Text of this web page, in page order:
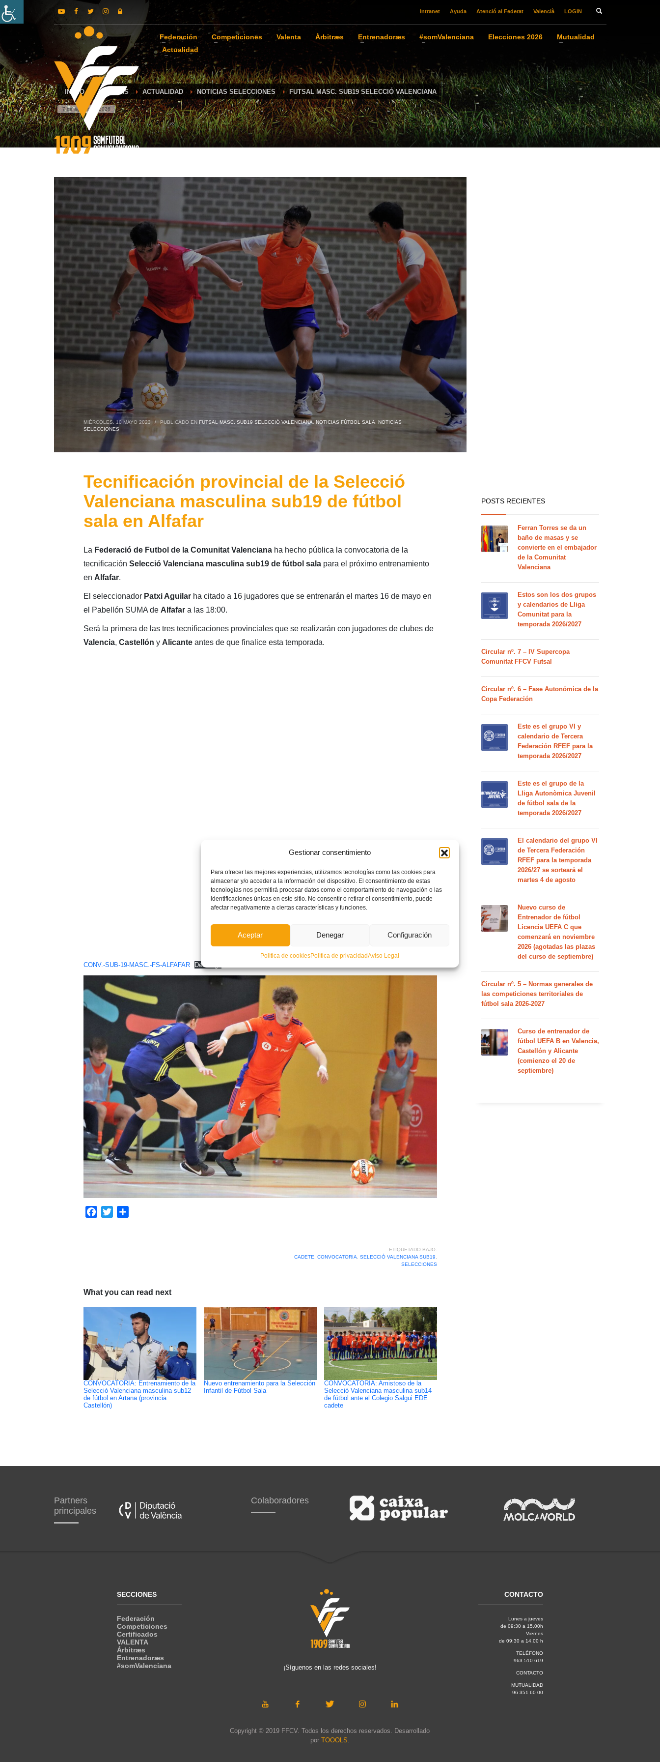
Gestionar consentimiento
Para ofrecer las mejores experiencias, utilizamos tecnologías como las cookies para
almacenar y/o acceder a la información del dispositivo. El consentimiento de estas
tecnologías nos permitirá procesar datos como el comportamiento de navegación o las
identificaciones únicas en este sitio. No consentir o retirar el consentimiento, puede
afectar negativamente a ciertas características y funciones.
Aceptar Denegar Configuración
Política de cookiesPolítica de privacidadAviso Legal
Intranet Ayuda Atenció al Federat Valencià LOGIN
Federación Competiciones Valenta Àrbitræs Entrenadoræs #somValenciana Elecciones 2026
Mutualidad
Actualidad
INICIO NOTICIAS ACTUALIDAD NOTICIAS SELECCIONES FUTSAL MASC. SUB19 SELECCIÓ VALENCIANA
7 de agosto de 2026
MIÉRCOLES, 10 MAYO 2023 / PUBLICADO EN FUTSAL MASC. SUB19 SELECCIÓ VALENCIANA, NOTICIAS FÚTBOL SALA
NOTICIAS
SELECCIONES
Tecnificación provincial de la Selecció
Valenciana masculina sub19 de fútbol
sala en Alfafar
La Federació de Futbol de la Comunitat Valencianaha hecho pública la convocatoria de la
tecnificación Selecció Valenciana masculina sub19 de fútbol sala para el próximo entrenamiento
en Alfafar.
El seleccionador Patxi Aguilar ha citado a 16 jugadores que se entrenarán el martes 16 de mayo en
el Pabellón SUMA de Alfafara las 18:00.
Será la primera de las tres tecnificaciones provinciales que se realizarán con jugadores de clubes de
Valencia, Castellón y Alicanteantes de que finalice esta temporada.
CONV.-SUB-19-MASC.-FS-ALFAFAR Descarga
Facebook
Twitter
ETIQUETADO BAJO:
CADETE
CONVOCATORIA SELECCIÓ VALENCIANA SUB19
SELECCIONES
What you can read next
CONVOCATORIA: Entrenamiento de la
Selecció Valenciana masculina sub12
de fútbol en Artana (provincia
Castellón)
Nuevo entrenamiento para la Selección
Infantil de Fútbol Sala
CONVOCATORIA: Amistoso de la
Selecció Valenciana masculina sub14
de fútbol ante el Colegio Salgui EDE
cadete
POSTS RECIENTES
Ferran Torres se da un
baño de masas y se
convierte en el embajador
de la Comunitat
Valenciana
Estos son los dos grupos
y calendarios de Lliga
Comunitat para la
temporada 2026/2027
Circular nº. 7 – IV Supercopa
Comunitat FFCV Futsal
Circular nº. 6 – Fase Autonómica de la
Copa Federación
Este es el grupo VI y
calendario de Tercera
Federación RFEF para la
temporada 2026/2027
Este es el grupo de la
Lliga Autonòmica Juvenil
de fútbol sala de la
temporada 2026/2027
El calendario del grupo VI
de Tercera Federación
RFEF para la temporada
2026/27 se sorteará el
martes 4 de agosto
Nuevo curso de
Entrenador de fútbol
Licencia UEFA C que
comenzará en noviembre
2026 (agotadas las plazas
del curso de septiembre)
Circular nº. 5 – Normas generales de
las competiciones territoriales de
fútbol sala 2026-2027
Curso de entrenador de
fútbol UEFA B en Valencia,
Castellón y Alicante
(comienzo el 20 de
septiembre)
Partners
principales
Colaboradores
SECCIONES
Federación
Competiciones
Certificados
VALENTA
Árbitræs
Entrenadoræs
#somValenciana
¡Síguenos en las redes sociales!
Copyright © 2019 FFCV. Todos los derechos reservados. Desarrollado
por TOOOLS
CONTACTO
Lunes a jueves
de 09:30 a 15.00h
Viernes
de 09:30 a 14.00 h
TELÉFONO
963 510 619
CONTACTO
MUTUALIDAD
96 351 60 00